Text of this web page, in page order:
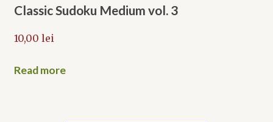
Classic Sudoku Medium vol. 3
10,00 lei
Read more